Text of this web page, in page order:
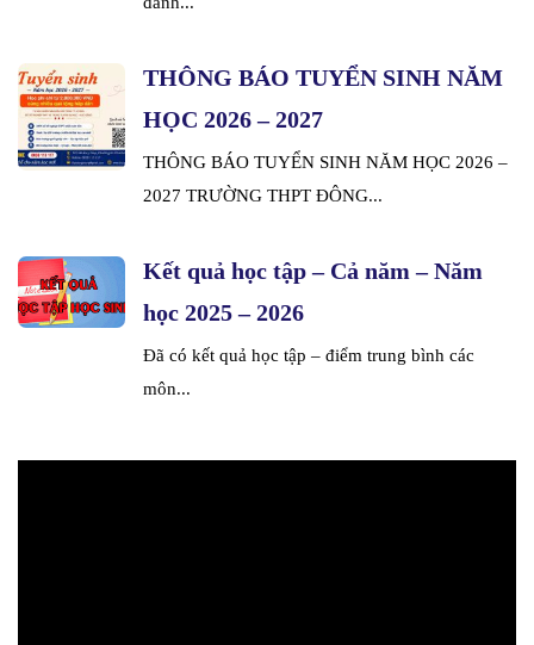
THÔNG BÁO TUYỂN SINH NĂM
HỌC 2026 – 2027
THÔNG BÁO TUYỂN SINH NĂM HỌC 2026 –
2027 TRƯỜNG THPT ĐÔNG...
Kết quả học tập – Cả năm – Năm
học 2025 – 2026
Đã có kết quả học tập – điểm trung bình các
môn...